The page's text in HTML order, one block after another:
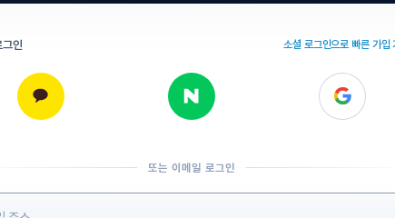
인 소셜 로그인으로 빠른 가입
또는 이메일 로그인
입력